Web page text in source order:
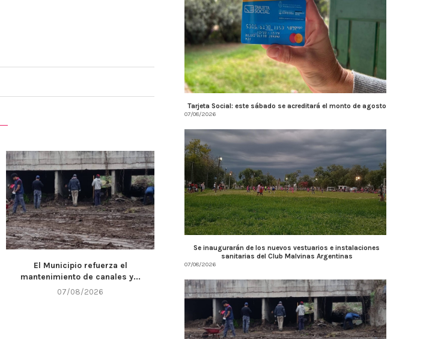
Llega un nuevo fin de semana y
Alta...
07/08/2026
Córdoba fortalece la prevención y
respuesta ante el...
07/08/2026
tributaria con
internacionales...
07/08/2026
Tarjeta Social: este sábado se acreditará el monto de agosto
07/08/2026
Se inaugurarán de los nuevos vestuarios e instalaciones
sanitarias del Club Malvinas Argentinas
07/08/2026